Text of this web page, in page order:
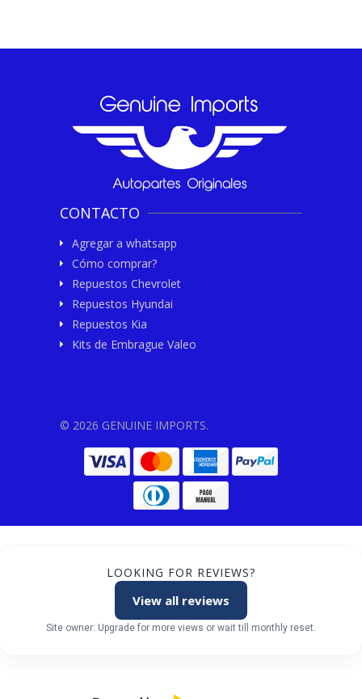
CONTACTO
Agregar a whatsapp
Cómo comprar?
Repuestos Chevrolet
Repuestos Hyundai
Repuestos Kia
Kits de Embrague Valeo
© 2026 GENUINE IMPORTS.
LOOKING FOR REVIEWS?
View all reviews
Site owner: Upgrade for more views or wait till monthly reset.